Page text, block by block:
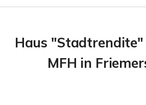
Haus "Stadtrendite"
MFH in